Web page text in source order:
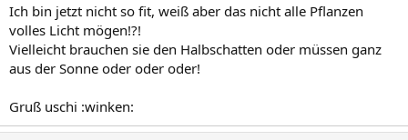
Ich bin jetzt nicht so fit, weiß aber das nicht alle Pflanzen
volles Licht mögen!?!
Vielleicht brauchen sie den Halbschatten oder müssen ganz
aus der Sonne oder oder oder!
Gruß uschi :winken: